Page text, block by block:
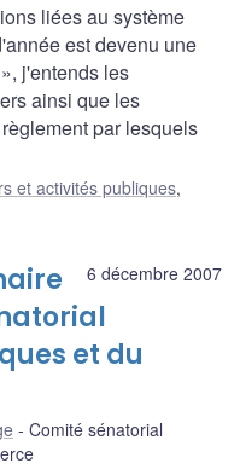
liées au système
est devenu une
j'entends les
ainsi que les
par lesquels
et activités publiques,
6 décembre 2007
et du
Comité sénatorial